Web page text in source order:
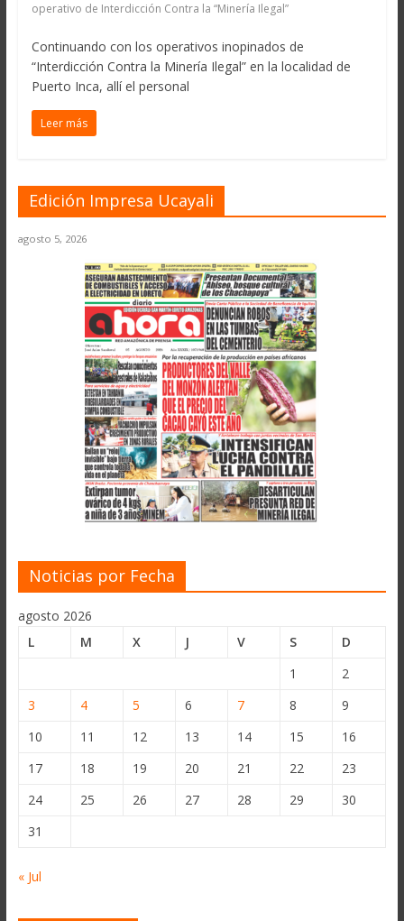
operativo de Interdicción Contra la “Minería Ilegal”
Continuando con los operativos inopinados de
“Interdicción Contra la Minería Ilegal” en la localidad de
Puerto Inca, allí el personal
Leer más
Edición Impresa Ucayali
agosto 5, 2026
Noticias por Fecha
agosto 2026
L
M X J V S
D
1
2
3
4 5 6 7 8
9
10
11 12 13 14 15
16
17
18 19 20 21 22
23
24
25 26 27 28 29
30
31
« Jul